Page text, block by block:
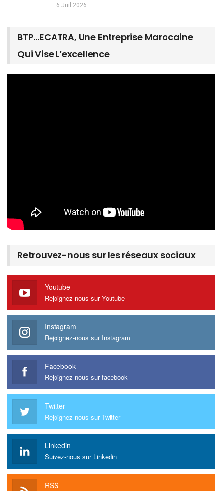
6 Juil 2026
BTP…ECATRA, Une Entreprise Marocaine
Qui Vise L’excellence
Retrouvez-nous sur les réseaux sociaux
Youtube
Rejoignez-nous sur Youtube
Instagram
Rejoignez-nous sur Instagram
Facebook
Rejoignez nous sur facebook
Twitter
Rejoignez-nous sur Twitter
Linkedin
Suivez-nous sur Linkedin
RSS